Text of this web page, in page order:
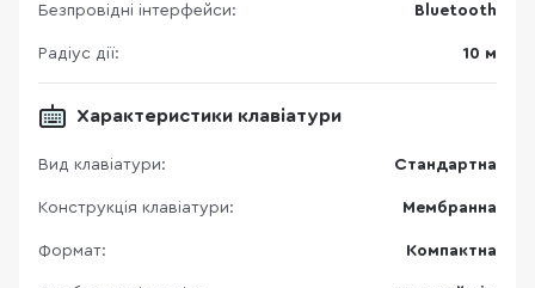
Безпровідні інтерфейси: Bluetooth
Радіус дії: 10 м
Характеристики клавіатури
Вид клавіатури: Стандартна
Конструкція клавіатури: Мембранна
Формат: Компактна